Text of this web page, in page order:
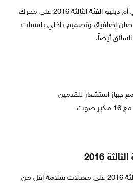
الثالثة 2016 على محرك
أقوى بقوة 60 حصان إضافية، وتصميم داخلي بلمسات
أيضاً.
جهاز استشعار للقدمين
صوت
حصلت سيارة BMW الفئة الثالثة 2016 على معدلات سلامة أقل من